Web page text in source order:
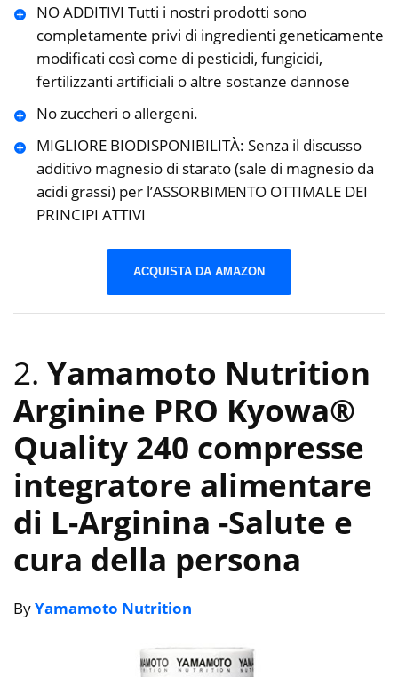
NO ADDITIVI Tutti i nostri prodotti sono
completamente privi di ingredienti geneticamente
modificati così come di pesticidi, fungicidi,
fertilizzanti artificiali o altre sostanze dannose
No zuccheri o allergeni.
MIGLIORE BIODISPONIBILITÀ: Senza il discusso
additivo magnesio di starato (sale di magnesio da
acidi grassi) per l’ASSORBIMENTO OTTIMALE DEI
PRINCIPI ATTIVI
ACQUISTA DA AMAZON
2. Yamamoto Nutrition
Arginine PRO Kyowa®
Quality 240 compresse
integratore alimentare
di L-Arginina -Salute e
cura della persona
ByYamamoto Nutrition